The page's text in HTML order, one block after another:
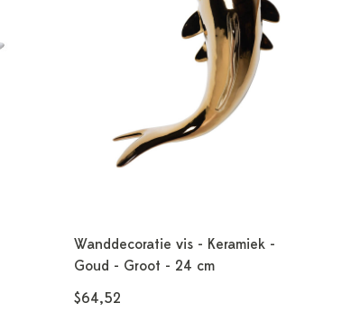
Wanddecoratie vis - Keramiek -
Goud - Groot - 24 cm
$64,52